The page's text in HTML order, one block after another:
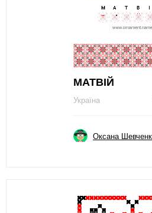
МАТВІЙ
Україна
Оксана